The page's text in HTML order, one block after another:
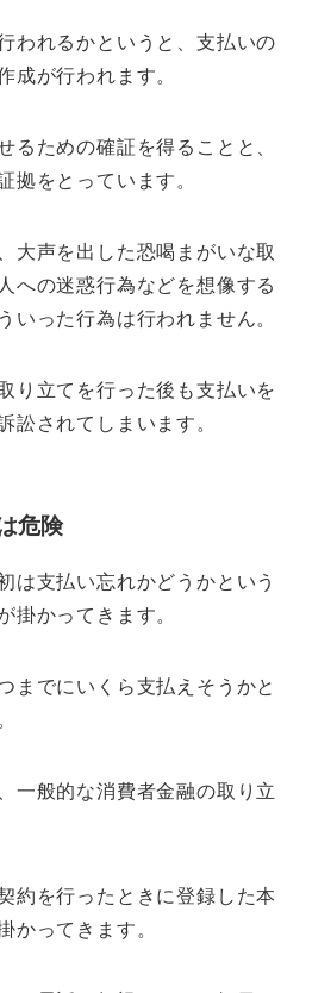
われるかというと、支払いの
成が行われます。
るための確証を得ることと、
拠をとっています。
大声を出した恐喝まがいな取
への迷惑行為などを想像する
いった行為は行われません。
り立てを行った後も支払いを
訟されてしまいます。
危険
は支払い忘れかどうかという
掛かってきます。
までにいくら支払えそうかと
一般的な消費者金融の取り立
約を行ったときに登録した本
かってきます。